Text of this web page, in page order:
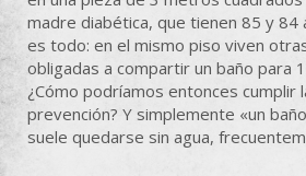
madre diabética, que tienen 85 y 84
es todo: en el mismo piso viven
obligadas a compartir un baño para
¿Cómo podríamos entonces cumplir
prevención? Y simplemente «un
suele quedarse sin agua,